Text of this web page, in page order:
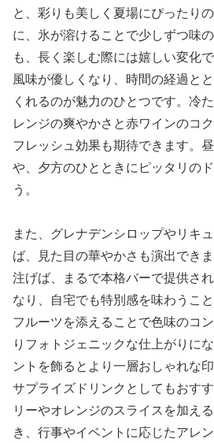
と、彩りも美しく夏場にぴったり
に、氷が溶けることで少しずつ味
も、長く楽しむ際には嬉しい変化
風味が優しくなり、時間の経過と
くれるのが魅力のひとつです。冷
レンジの爽やかさと赤ワインのコ
フレッシュ効果も期待できます。
や、夕方のひとときにピッタリの
う。
また、グレナデンシロップやリキ
ば、見た目の華やかさも演出でき
注げば、まるで本格バーで提供さ
なり、自宅でも特別感を味わうこ
フルーツを添えることで色味のコ
りフォトジェニックな仕上がりに
ントを飾るとより一層おしゃれな
サプライズドリンクとしてもおす
リーやオレンジのスライスを加え
き、行事やイベントに応じたアレ